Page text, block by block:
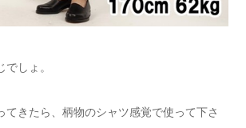
しょ。
てきたら、柄物のシャツ感覚で使って下さ